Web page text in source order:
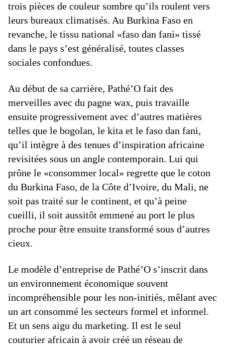
trois pièces de couleur sombre qu’ils roulent vers
leurs bureaux climatisés. Au Burkina Faso en
revanche, le tissu national «faso dan fani» tissé
dans le pays s’est généralisé, toutes classes
sociales confondues.
Au début de sa carrière, Pathé’O fait des
merveilles avec du pagne wax, puis travaille
ensuite progressivement avec d’autres matières
telles que le bogolan, le kita et le faso dan fani,
qu’il intègre à des tenues d’inspiration africaine
revisitées sous un angle contemporain. Lui qui
prône le «consommer local» regrette que le coton
du Burkina Faso, de la Côte d’Ivoire, du Mali, ne
soit pas traité sur le continent, et qu’à peine
cueilli, il soit aussitôt emmené au port le plus
proche pour être ensuite transformé sous d’autres
cieux.
Le modèle d’entreprise de Pathé’O s’inscrit dans
un environnement économique souvent
incompréhensible pour les non-initiés, mêlant avec
un art consommé les secteurs formel et informel.
Et un sens aigu du marketing. Il est le seul
couturier africain à avoir créé un réseau de